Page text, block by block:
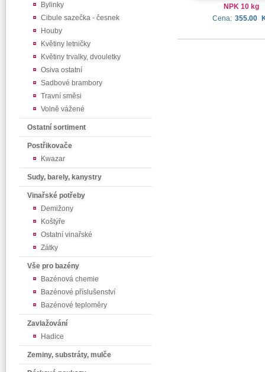
Bylinky
Cibule sazečka - česnek
Houby
Květiny letničky
Květiny trvalky, dvouletky
Osiva ostatní
Sadbové brambory
Travní směsi
Volně vážené
Ostatní sortiment
Postřikovače
Kwazar
Sudy, barely, kanystry
Vinařské potřeby
Demižony
Koštýře
Ostatní vinařské
Zátky
Vše pro bazény
Bazénová chemie
Bazénové příslušenství
Bazénové teploměry
Zavlažování
Hadice
Zeminy, substráty, mulče
NPK 10 kg
Cena: 355.00